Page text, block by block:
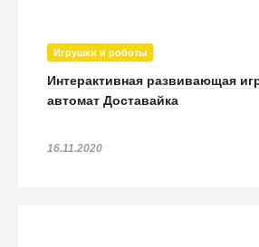
Игрушки и роботы
Интерактивная развивающая
автомат Доставайка
16.11.2020